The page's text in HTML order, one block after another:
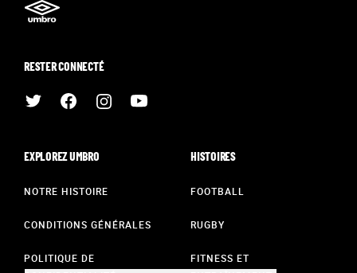
RESTER CONNECTÉ
EXPLOREZ UMBRO
NOTRE HISTOIRE
CONDITIONS GÉNÉRALES
POLITIQUE DE
HISTOIRES
FOOTBALL
RUGBY
FITNESS ET